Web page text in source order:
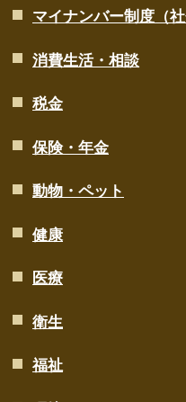
マイナンバー制度（
消費生活・相談
税金
保険・年金
動物・ペット
健康
医療
衛生
福祉